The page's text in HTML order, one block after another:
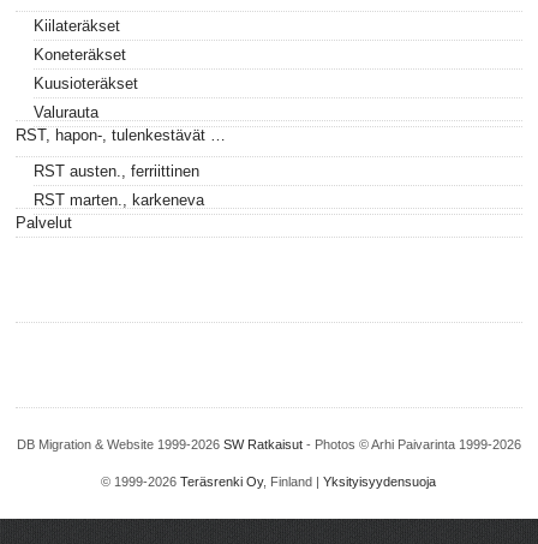
Kiilateräkset
Koneteräkset
Kuusioteräkset
Valurauta
RST, hapon-, tulenkestävät …
RST austen., ferriittinen
RST marten., karkeneva
Palvelut
DB Migration & Website 1999-2026 SW Ratkaisut- Photos © Arhi Paivarinta 1999-2026
© 1999-2026Teräsrenki Oy, Finland |Yksityisyydensuoja